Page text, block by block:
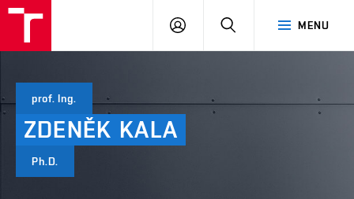
MENU
PŘIHLÁSIT
prof. Ing.
ZDENĚK KALA
Ph.D.